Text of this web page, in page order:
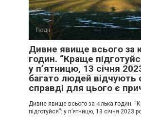
Події
Дивне явище всього за
годин. “Краще
у п’ятницю, 13 січня
багато людей відчують
справді для цього є
Дивне явище всього за кілька годин.
підготуйся”: у п’ятницю, 13 січня 2023